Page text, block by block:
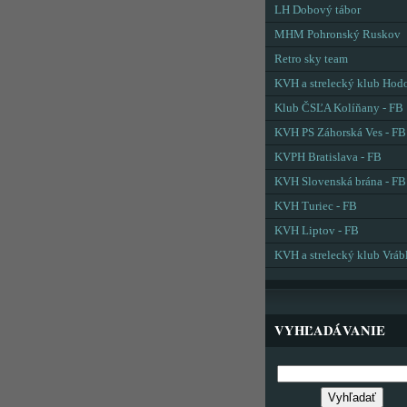
LH Dobový tábor
MHM Pohronský Ruskov
Retro sky team
KVH a strelecký klub
Klub ČSĽA Kolíňany - FB
KVH PS Záhorská Ves - FB
KVPH Bratislava - FB
KVH Slovenská brána - FB
KVH Turiec - FB
KVH Liptov - FB
KVH a strelecký klub
VYHĽADÁVANIE